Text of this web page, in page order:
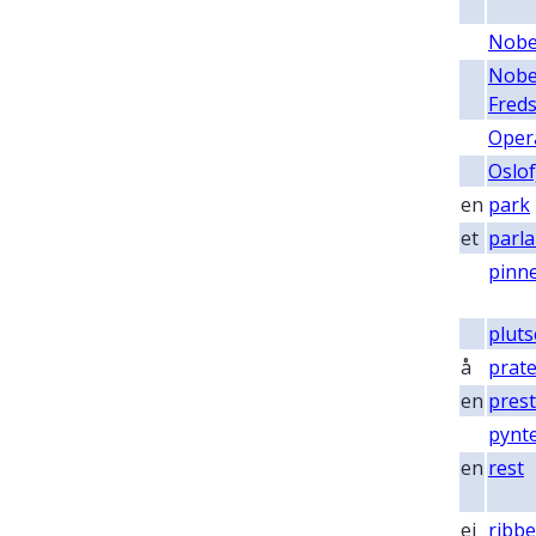
en park
et
å
prate
en prest
en rest
ei ribbe